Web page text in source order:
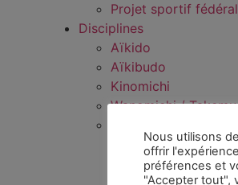
Projet sportif fédéral
Disciplines
Aïkido
Aïkibudo
Kinomichi
Wanomichi /
Présentation
Clubs
Nous utilisons
offrir
préférences et
"Accepter tout",